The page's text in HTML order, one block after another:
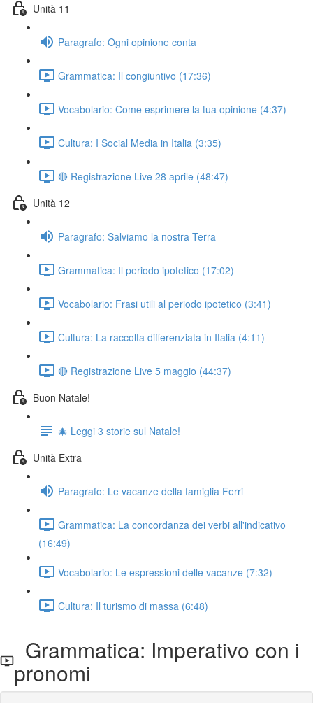
Unità 11
Paragrafo: Ogni opinione conta
Grammatica: Il congiuntivo (17:36)
Vocabolario: Come esprimere la tua opinione (4:37)
Cultura: I Social Media in Italia (3:35)
🔴 Registrazione Live 28 aprile (48:47)
Unità 12
Paragrafo: Salviamo la nostra Terra
Grammatica: Il periodo ipotetico (17:02)
Vocabolario: Frasi utili al periodo ipotetico (3:41)
Cultura: La raccolta differenziata in Italia (4:11)
🔴 Registrazione Live 5 maggio (44:37)
Buon Natale!
🎄 Leggi 3 storie sul Natale!
Unità Extra
Paragrafo: Le vacanze della famiglia Ferri
Grammatica: La concordanza dei verbi all'indicativo
(16:49)
Vocabolario: Le espressioni delle vacanze (7:32)
Cultura: Il turismo di massa (6:48)
Grammatica: Imperativo con i
pronomi